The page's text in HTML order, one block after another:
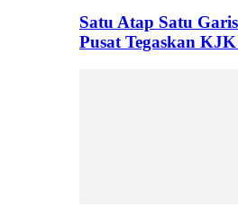
Satu Atap Satu
Pusat Tegaskan